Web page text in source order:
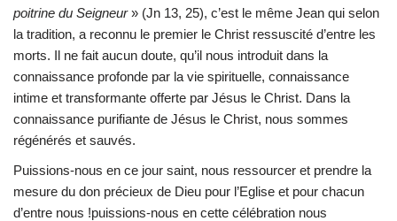
poitrine du Seigneur» (Jn 13, 25), c’est le même Jean qui selon
la tradition, a reconnu le premier le Christ ressuscité d’entre les
morts. Il ne fait aucun doute, qu’il nous introduit dans la
connaissance profonde par la vie spirituelle, connaissance
intime et transformante offerte par Jésus le Christ. Dans la
connaissance purifiante de Jésus le Christ, nous sommes
régénérés et sauvés.
Puissions-nous en ce jour saint, nous ressourcer et prendre la
mesure du don précieux de Dieu pour l’Eglise et pour chacun
d’entre nous !puissions-nous en cette célébration nous